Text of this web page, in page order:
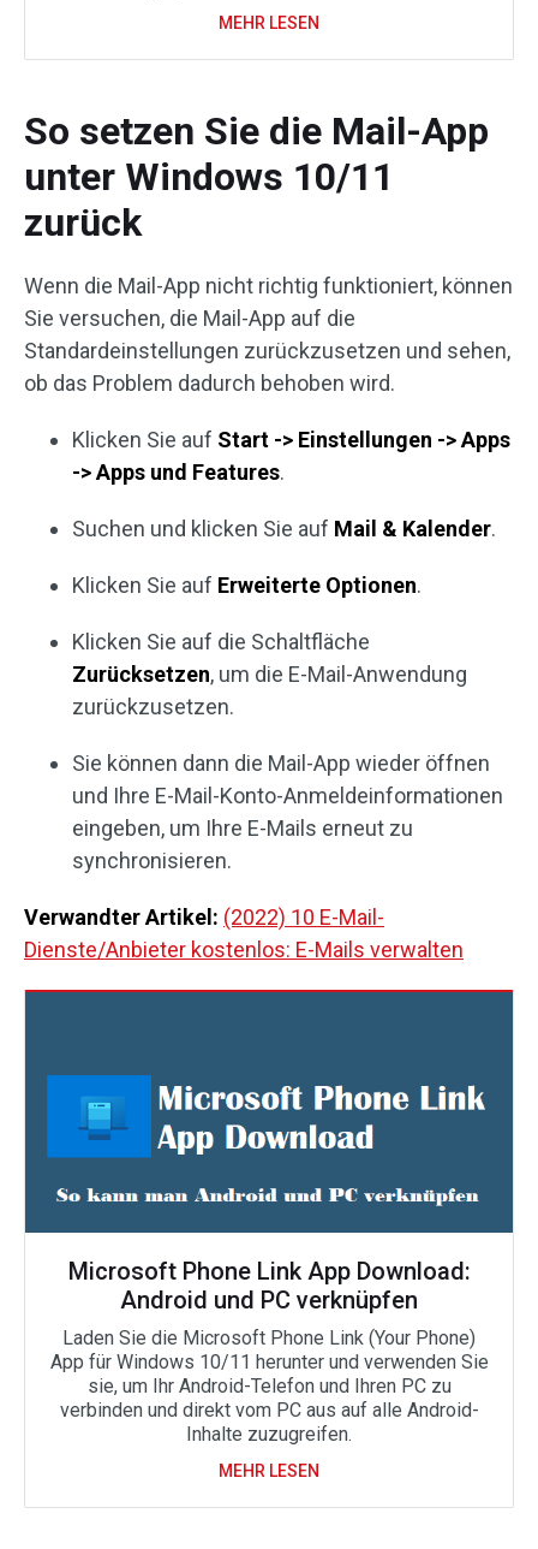
MEHR LESEN
So setzen Sie die Mail-App
unter Windows 10/11
zurück
Wenn die Mail-App nicht richtig funktioniert, können
Sie versuchen, die Mail-App auf die
Standardeinstellungen zurückzusetzen und sehen,
ob das Problem dadurch behoben wird.
Klicken Sie auf Start -> Einstellungen -> Apps
-> Apps und Features.
Suchen und klicken Sie auf Mail & Kalender.
Klicken Sie auf Erweiterte Optionen.
Klicken Sie auf die Schaltfläche
Zurücksetzen, um die E-Mail-Anwendung
zurückzusetzen.
Sie können dann die Mail-App wieder öffnen
und Ihre E-Mail-Konto-Anmeldeinformationen
eingeben, um Ihre E-Mails erneut zu
synchronisieren.
Verwandter Artikel: (2022) 10 E-Mail-
Dienste/Anbieter kostenlos: E-Mails verwalten
Microsoft Phone Link App Download:
Android und PC verknüpfen
Laden Sie die Microsoft Phone Link (Your Phone)
App für Windows 10/11 herunter und verwenden Sie
sie, um Ihr Android-Telefon und Ihren PC zu
verbinden und direkt vom PC aus auf alle Android-
Inhalte zuzugreifen.
MEHR LESEN